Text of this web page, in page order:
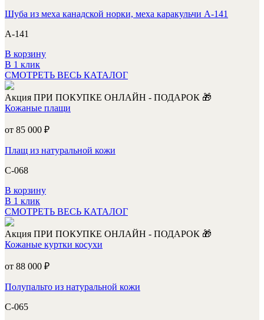
Шуба из меха канадской норки, меха каракульчи А-141
А-141
В корзину
В 1 клик
СМОТРЕТЬ ВЕСЬ КАТАЛОГ
Акция ПРИ ПОКУПКЕ ОНЛАЙН - ПОДАРОК 🎁
Кожаные плащи
от 85 000 ₽
Плащ из натуральной кожи
С-068
В корзину
В 1 клик
СМОТРЕТЬ ВЕСЬ КАТАЛОГ
Акция ПРИ ПОКУПКЕ ОНЛАЙН - ПОДАРОК 🎁
Кожаные куртки косухи
от 88 000 ₽
Полупальто из натуральной кожи
С-065